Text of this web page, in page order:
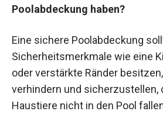
Poolabdeckung haben?
Eine sichere Poolabdeckung
Sicherheitsmerkmale wie eine
oder verstärkte Ränder
verhindern und sicherzustellen,
Haustiere nicht in den Pool